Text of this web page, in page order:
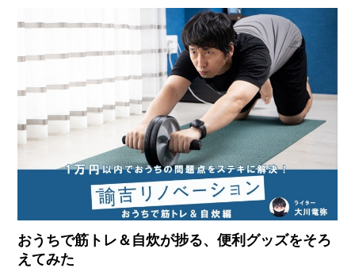
おうちで筋トレ＆自炊が捗る、便利グッズをそろ
えてみた